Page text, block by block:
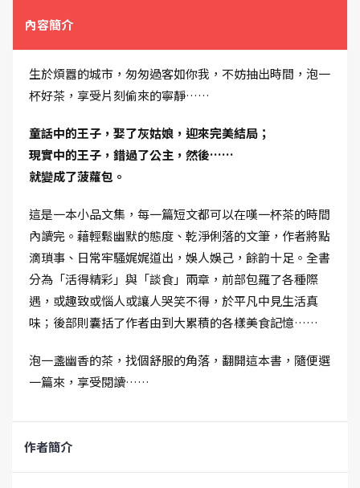
內容簡介
生於煩囂的城市，匆匆過客如你我，不妨抽出時間，泡一
杯好茶，享受片刻偷來的寧靜……
童話中的王子，娶了灰姑娘，迎來完美結局；
現實中的王子，錯過了公主，然後……
就變成了菠蘿包。
這是一本小品文集，每一篇短文都可以在嘆一杯茶的時間
內讀完。藉輕鬆幽默的態度、乾淨俐落的文筆，作者將點
滴瑣事、日常牢騷娓娓道出，娛人娛己，餘韵十足。全書
分為「活得精彩」與「談食」兩章，前部包羅了各種際
遇，或趣致或惱人或讓人哭笑不得，於平凡中見生活真
味；後部則囊括了作者由到大累積的各樣美食記憶……
泡一盞幽香的茶，找個舒服的角落，翻開這本書，隨便選
一篇來，享受閱讀……
作者簡介